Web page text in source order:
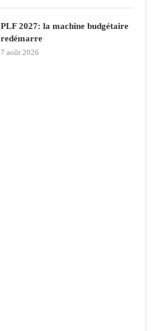
PLF 2027: la machine budgétaire
redémarre
7 août 2026